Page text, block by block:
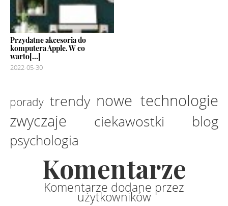
Przydatne akcesoria do
komputera Apple. W co
warto[...]
2022-05-30
porady trendy nowe technologie
zwyczaje
ciekawostki blog
psychologia
Komentarze
Komentarze dodane przez
użytkowników